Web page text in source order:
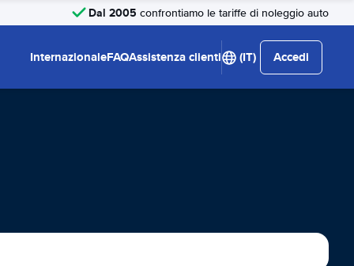
Dal 2005 confrontiamo le tariffe di noleggio auto
InternazionaleFAQAssistenza clienti (IT) Accedi